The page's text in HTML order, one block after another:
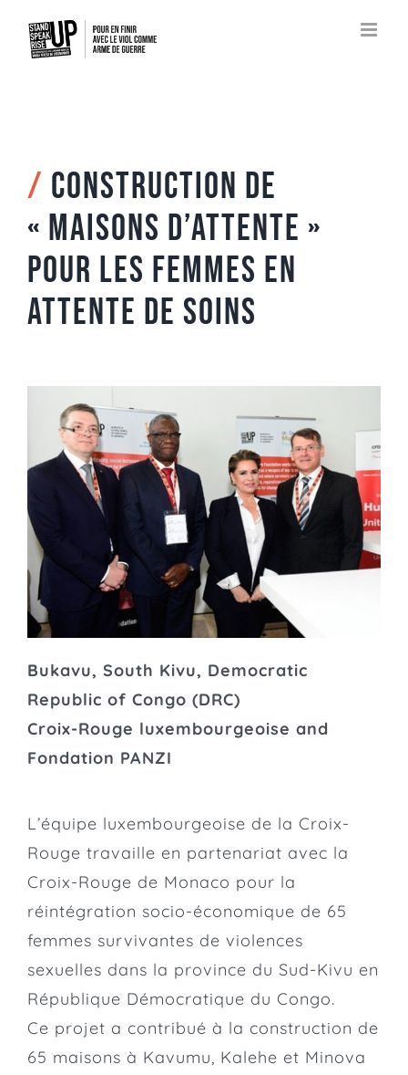
/ Construction de
« Maisons d’attente »
pour les femmes en
attente de soins
Bukavu, South Kivu, Democratic
Republic of Congo (DRC)
Croix-Rouge luxembourgeoise and
Fondation PANZI
L’équipe luxembourgeoise de la Croix-
Rouge travaille en partenariat avec la
Croix-Rouge de Monaco pour la
réintégration socio-économique de 65
femmes survivantes de violences
sexuelles dans la province du Sud-Kivu en
République Démocratique du Congo.
Ce projet a contribué à la construction de
65 maisons à Kavumu, Kalehe et Minova